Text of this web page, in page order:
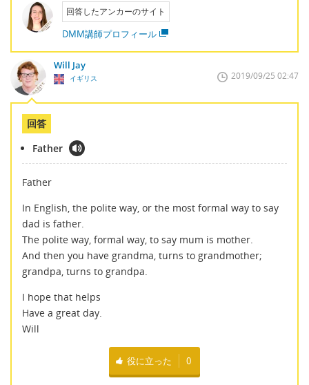
回答したアンカーのサイト
DMM講師プロフィール
Will Jay
イギリス 2019/09/25 02:47
回答
Father
Father
In English, the polite way, or the most formal way to say
dad is father.
The polite way, formal way, to say mum is mother.
And then you have grandma, turns to grandmother;
grandpa, turns to grandpa.
I hope that helps
Have a great day.
Will
役に立った 0